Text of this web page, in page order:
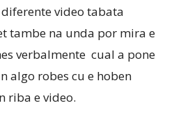
video tabata
tambe na unda por mira e
verbalmente cual a pone
algo robes cu e hoben
riba e video.